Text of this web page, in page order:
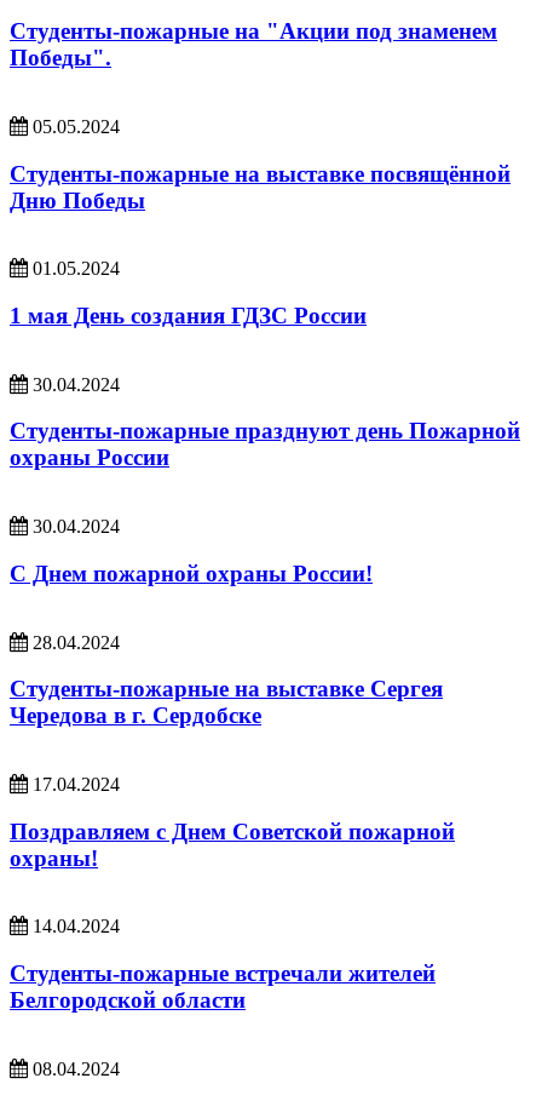
Студенты-пожарные на "Акции под знаменем
Победы".
05.05.2024
Студенты-пожарные на выставке посвящённой
Дню Победы
01.05.2024
1 мая День создания ГДЗС России
30.04.2024
Студенты-пожарные празднуют день Пожарной
охраны России
30.04.2024
С Днем пожарной охраны России!
28.04.2024
Студенты-пожарные на выставке Сергея
Чередова в г. Сердобске
17.04.2024
Поздравляем с Днем Советской пожарной
охраны!
14.04.2024
Студенты-пожарные встречали жителей
Белгородской области
08.04.2024